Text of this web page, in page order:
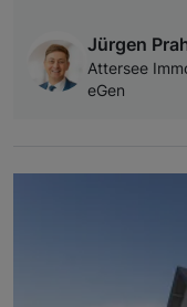
Jürgen
Attersee
eGen